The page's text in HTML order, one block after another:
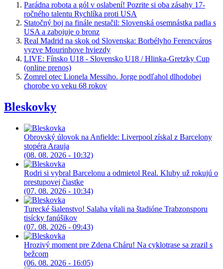
Parádna robota a gól v oslabení! Pozrite si oba zásahy 17-
ročného talentu Rychlíka proti USA
Statočný boj na finále nestačil: Slovenská osemnástka padla s
USA a zabojuje o bronz
Real Madrid na skok od Slovenska: Borbélyho Ferencváros
vyzve Mourinhove hviezdy
LIVE: Fínsko U18 - Slovensko U18 / Hlinka-Gretzky Cup
(online prenos)
Zomrel otec Lionela Messiho. Jorge podľahol dlhodobej
chorobe vo veku 68 rokov
Bleskovky
Obrovský úlovok na Anfielde: Liverpool získal z Barcelony
stopéra Arauja
(08. 08. 2026 - 10:32)
Rodri si vybral Barcelonu a odmietol Real. Kluby už rokujú o
prestupovej čiastke
(07. 08. 2026 - 10:34)
Turecké šialenstvo! Salaha vítali na štadióne Trabzonsporu
tisícky fanúšikov
(07. 08. 2026 - 09:43)
Hrozivý moment pre Zdena Cháru! Na cyklotrase sa zrazil s
bežcom
(06. 08. 2026 - 16:05)